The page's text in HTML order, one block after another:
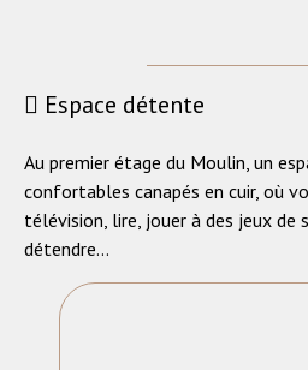
Espace détente
Au premier étage du Moulin, un
confortables canapés en cuir, où
télévision, lire, jouer à des jeux de
détendre...